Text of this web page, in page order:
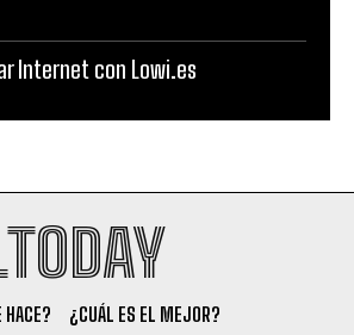
Internet con Lowi.es
HACE?
¿CUÁL ES EL MEJOR?